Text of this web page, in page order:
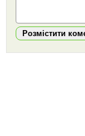
Розмістити